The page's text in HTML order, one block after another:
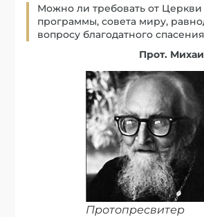
Можно ли требовать от
программы, совета миру,
вопросу благодатного
Прот.
Протопресвитер